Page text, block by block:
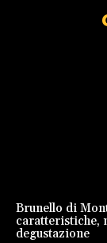
Brunello di
caratteristiche,
degustazione